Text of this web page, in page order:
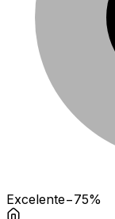
Excelente−75%